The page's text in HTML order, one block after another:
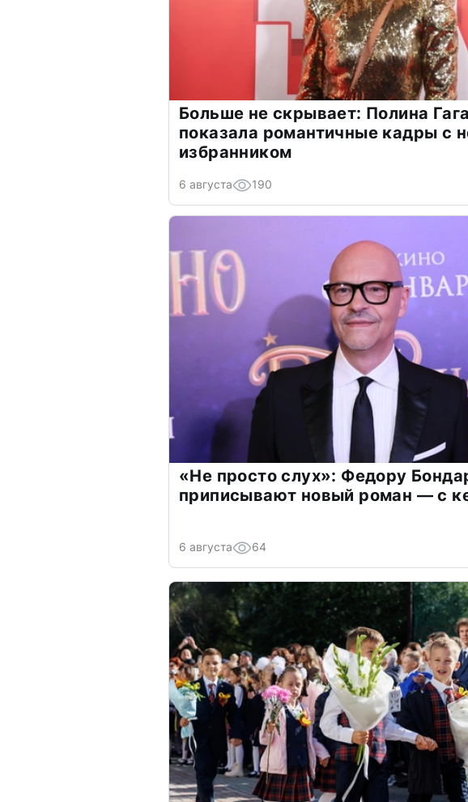
Больше не скрывает: Полина
показала романтичные кадры с
избранником
6 августа 190
«Не просто слух»: Федору
приписывают новый роман — с
6 августа 64